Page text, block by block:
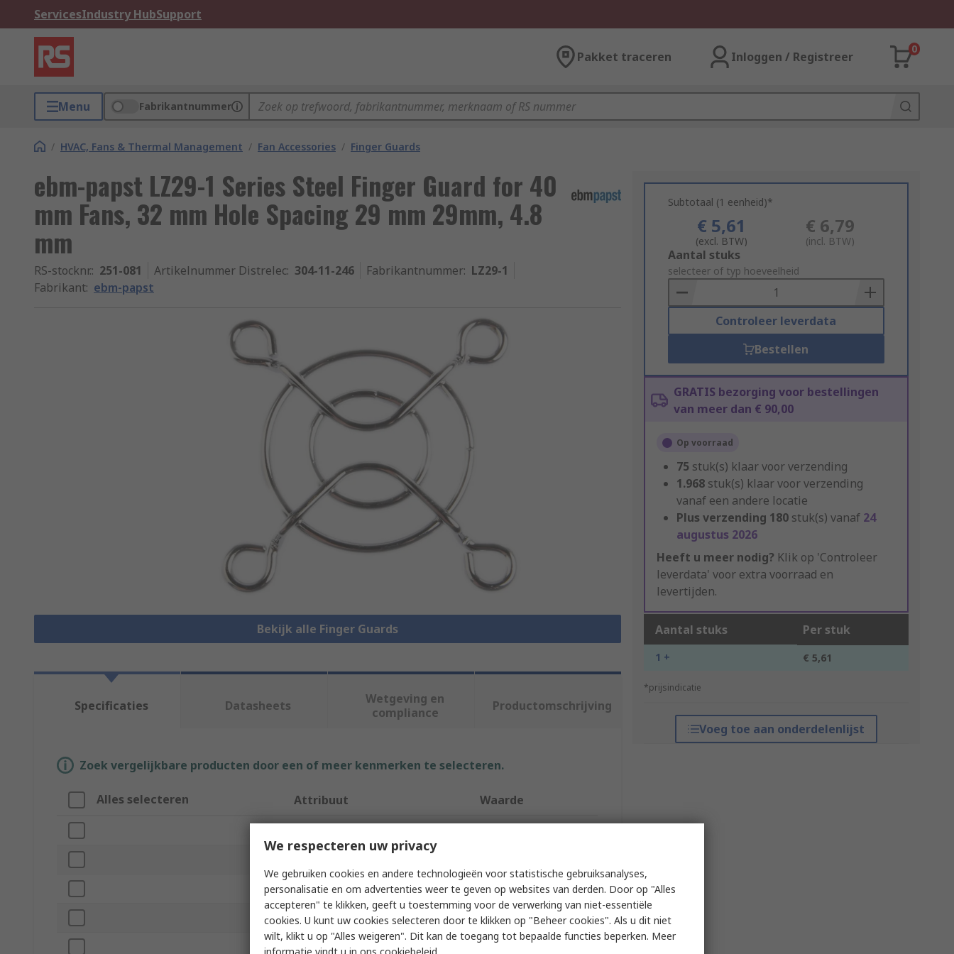
ServicesIndustry HubSupport
Pakket traceren Inloggen / Registreer
0
Menu Fabrikantnummer
/ HVAC, Fans & Thermal Management / Fan Accessories / Finger Guards
ebm-papst LZ29-1 Series Steel Finger Guard for 40
mm Fans, 32 mm Hole Spacing 29 mm 29mm, 4.8
mm
RS-stocknr.: 251-081 Artikelnummer Distrelec: 304-11-246 Fabrikantnummer: LZ29-1
Fabrikant: ebm-papst
Bekijk alle Finger Guards
Subtotaal (1 eenheid)*
€ 5,61
(excl. BTW)
€ 6,79
(incl. BTW)
Add
to
Basket
Aantal stuks
selecteer of typ hoeveelheid
Controleer leverdata
Bestellen
GRATIS bezorging voor bestellingen
van meer dan € 90,00
Op voorraad
75 stuk(s) klaar voor verzending
1.968 stuk(s) klaar voor verzending
vanaf een andere locatie
Plus verzending 180 stuk(s) vanaf 24
augustus 2026
Heeft u meer nodig? Klik op 'Controleer
leverdata' voor extra voorraad en
levertijden.
Aantal stuks Per stuk
1 + € 5,61
*prijsindicatie
Voeg toe aan onderdelenlijst
Specificaties Datasheets
Wetgeving en
compliance
Productomschrijving
Zoek vergelijkbare producten door een of meer kenmerken te selecteren.
Alles selecteren Attribuut Waarde
Fan Size 40 mm
Material Steel
Screw Hole Spacing 32mm
We respecteren uw privacy
We gebruiken cookies en andere technologieën voor statistische gebruiksanalyses,
personalisatie en om advertenties weer te geven op websites van derden. Door op "Alles
accepteren" te klikken, geeft u toestemming voor de verwerking van niet-essentiële
cookies. U kunt uw cookies selecteren door te klikken op "Beheer cookies". Als u dit niet
wilt, klikt u op "Alles weigeren". Dit kan de toegang tot bepaalde functies beperken. Meer